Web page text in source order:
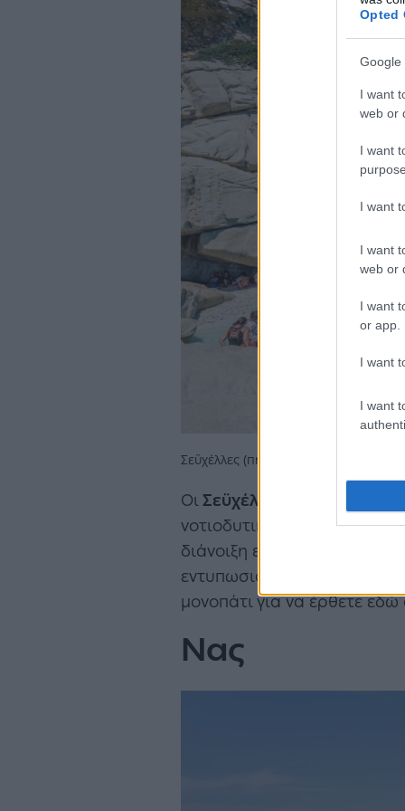
Opted
Google
I want
web or
I want
I want
I want
web or
I want
or app.
I want
I want
Σεϋχέλλες (πηγή: Shutterstock)
ΟιΣεϋχέλλες
είναι η
νοτιοδυτική πλευρά του
διάνοιξη ενός τούνελ. Η
εντυπωσιακούς βραχώδεις
μονοπάτι για να έρθετε εδώ
Νας